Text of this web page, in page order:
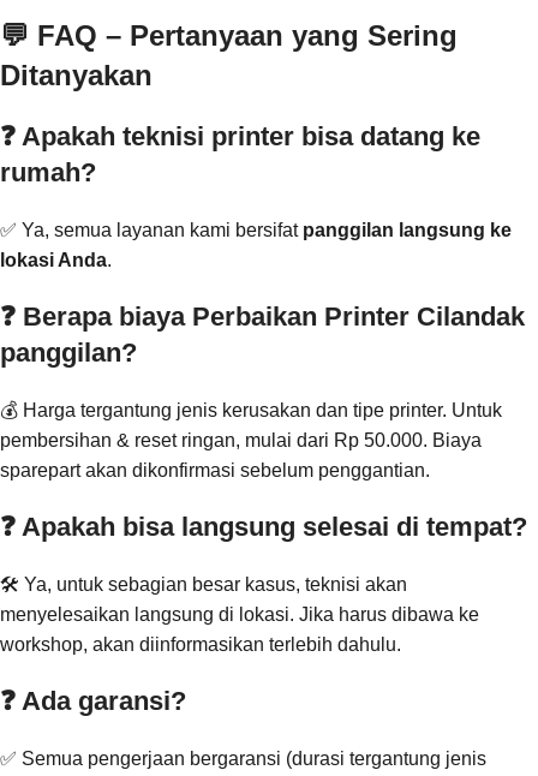
💬 FAQ – Pertanyaan yang Sering
Ditanyakan
❓ Apakah teknisi printer bisa datang ke
rumah?
✅ Ya, semua layanan kami bersifat panggilan langsung ke
lokasi Anda.
❓ Berapa biaya Perbaikan Printer Cilandak
panggilan?
💰 Harga tergantung jenis kerusakan dan tipe printer. Untuk
pembersihan & reset ringan, mulai dari Rp 50.000. Biaya
sparepart akan dikonfirmasi sebelum penggantian.
❓ Apakah bisa langsung selesai di tempat?
🛠️ Ya, untuk sebagian besar kasus, teknisi akan
menyelesaikan langsung di lokasi. Jika harus dibawa ke
workshop, akan diinformasikan terlebih dahulu.
❓ Ada garansi?
✅ Semua pengerjaan bergaransi (durasi tergantung jenis